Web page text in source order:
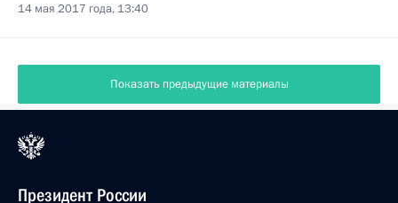
14 мая 2017 года, 13:40
Показать предыдущие материалы
Президент России